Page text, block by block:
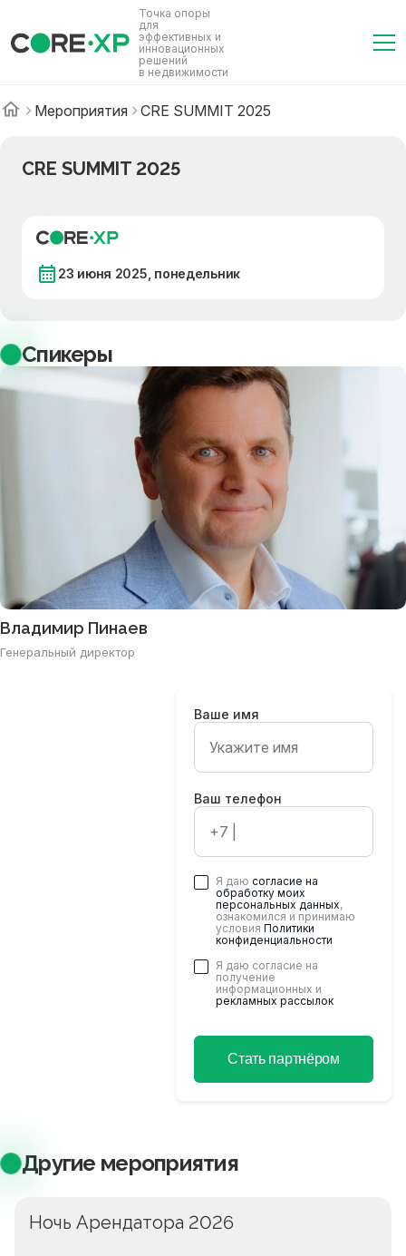
Точка опоры
для
эффективных и
инновационных
решений
в недвижимости
Мероприятия CRE SUMMIT 2025
CRE SUMMIT 2025
23 июня 2025, понедельник
Спикеры
Владимир Пинаев
Генеральный директор
Ваше имя
Ваш телефон
Я даю согласие на
обработку моих
персональных данных,
ознакомился и принимаю
условия Политики
конфиденциальности
Я даю согласие на
получение
информационных и
рекламных рассылок
Стать партнёром
Другие мероприятия
Ночь Арендатора 2026